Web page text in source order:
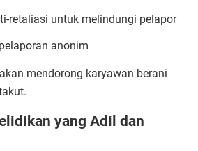
retaliasi untuk melindungi pelapor
anonim
mendorong karyawan berani
yang Adil dan